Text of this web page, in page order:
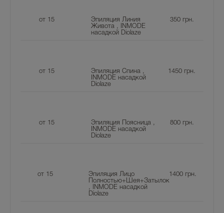
от 15
Эпиляция Линия
Живота , INMODE
насадкой Diolaze
350грн.
от 15
Эпиляция Спина ,
INMODE насадкой
Diolaze
1450 грн.
от 15
Эпиляция Поясница ,
INMODE насадкой
Diolaze
800грн.
от 15
Эпиляция Лицо
Полностью+Шея+Затылок
, INMODE насадкой
Diolaze
1400грн.